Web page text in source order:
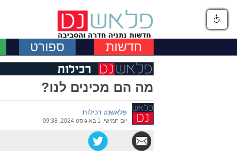
חדשות ספורט
מה הם מכינים לנו?
פלאשנט רכילות
יום חמישי, 1 באוגוסט 2024, 09:38